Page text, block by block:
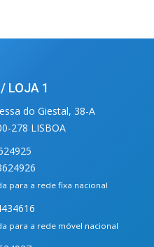
LOJA 1
do Giestal, 38-A
278 LISBOA
para a rede fixa nacional
para a rede móvel nacional